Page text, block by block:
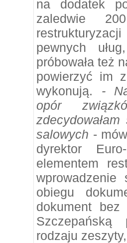
na dodatek
zaledwie
pewnych
próbowała też
powierzyć im
wykonują. -
opór
salowych -
dyrektor
elementem
wprowadzenie
obiegu
dokument
Szczepańską
rodzaju